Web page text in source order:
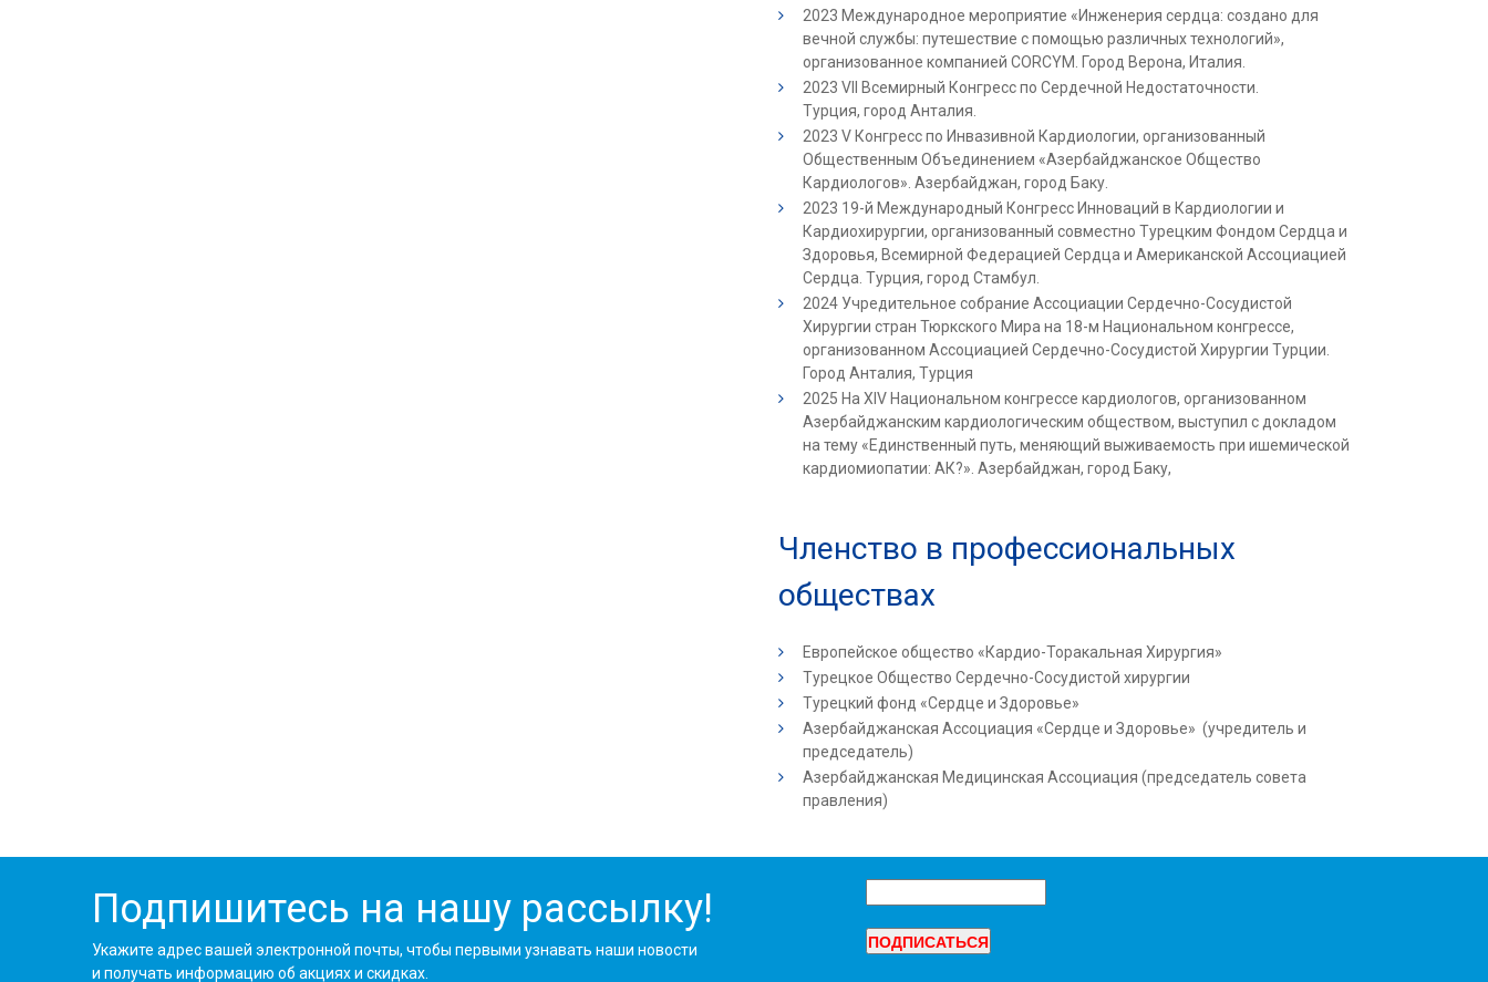
2023 Международное мероприятие «Инженерия сердца: создано для
вечной службы: путешествие с помощью различных технологий»,
организованное компанией CORCYM. Город Верона, Италия.
2023 VII Всемирный Конгресс по Сердечной Недостаточности.
Турция, город Анталия.
2023 V Конгресс по Инвазивной Кардиологии, организованный
Общественным Объединением «Азербайджанское Общество
Кардиологов». Азербайджан, город Баку.
2023 19-й Международный Конгресс Инноваций в Кардиологии и
Кардиохирургии, организованный совместно Турецким Фондом Сердца и
Здоровья, Всемирной Федерацией Сердца и Американской Ассоциацией
Сердца. Турция, город Стамбул.
2024 Учредительное собрание Ассоциации Сердечно-Сосудистой
Хирургии стран Тюркского Мира на 18-м Национальном конгрессе,
организованном Ассоциацией Сердечно-Сосудистой Хирургии Турции.
Город Анталия, Турция
2025 На XIV Национальном конгрессе кардиологов, организованном
Азербайджанским кардиологическим обществом, выступил с докладом
на тему «Единственный путь, меняющий выживаемость при ишемической
кардиомиопатии: АК?». Азербайджан, город Баку,
Членство в профессиональных
обществах
Европейское общество «Кардио-Торакальная Хирургия»
Турецкое Общество Сердечно-Сосудистой хирургии
Турецкий фонд «Сердце и Здоровье»
Азербайджанская Ассоциация «Сердце и Здоровье» (учредитель и
председатель)
Азербайджанская Медицинская Ассоциация (председатель совета
правления)
Подпишитесь на нашу рассылку!
Укажите адрес вашей электронной почты, чтобы первыми узнавать наши новости
и получать информацию об акциях и скидках.